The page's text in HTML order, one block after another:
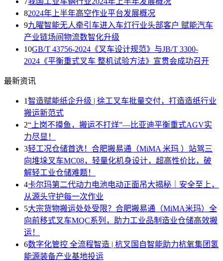
82024年上半年高空作业平台发展概况
9九曜智能无人牵引车进入车灯行业头部客户 赋能汽车
产业链场间物流数智化升级
10GB/T 43756-2024《叉车设计规范》与JB/T 3300-
2024《平衡重式叉车 整机试验方法》宣贯会成功召开
最新资讯
1智造赋能纸企升级 | 徐工叉车批量交付，打造造纸行业
搬运新范式
2“上岗不摸鱼，搬运不打烊”—比亚迪平衡重式AGV实
力尽显！
3轻工况仓储首选！合肥搬易通（MiMA 米玛 ）站驾三
向堆垛叉车MC08，轻量化机身设计，超高性价比，破
解轻工业仓储难题！
4卡尔玛第二代动力电池电动正面吊大揭秘｜安全至上，
从源头守护每一次作业
5大宗货物搬运处处受限？合肥搬易通（MiMA米玛）全
向前移式叉车MQC系列，助力工业品制造业仓储高效搬
运！
6数字化管控 全流程智造 | 杭叉国自智能助力杭氧集团氢
能源装备产业基地投运